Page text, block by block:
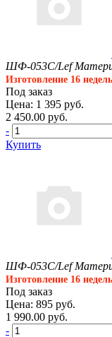
ШФ-053С/Lef
Изготовление 16 недель
Под заказ
Цена: 1 395 руб.
2 450.00 руб.
-
Купить
ШФ-053С/Lef
Изготовление 16 недель
Под заказ
Цена: 895 руб.
1 990.00 руб.
-